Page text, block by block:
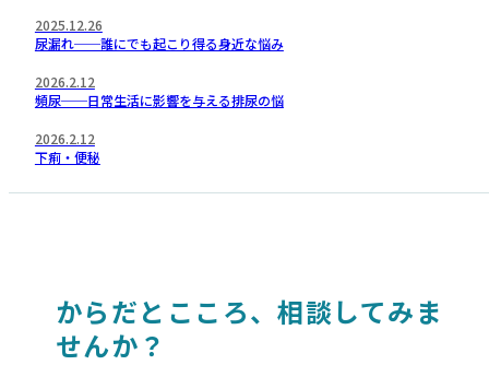
2025.12.26
尿漏れ──誰にでも起こり得る身近な悩み
2026.2.12
頻尿──日常生活に影響を与える排尿の悩
2026.2.12
下痢・便秘
からだとこころ、相談してみま
せんか？